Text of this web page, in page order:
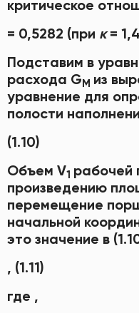
критическое
= 0,5282 (при к=
Подставим в
расхода GM из
уравнение для
полости
(1.10)
Объем V1 рабочей
произведению
перемещение
начальной
это значение в
, (1.11)
где ,